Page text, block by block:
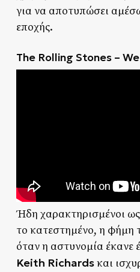
για να αποτυπώσει
εποχής.
The Rolling Stones –
Ήδη χαρακτηρισμένοι
το κατεστημένο, η φήμη
όταν η αστυνομία έκανε
Keith Richardsκαι